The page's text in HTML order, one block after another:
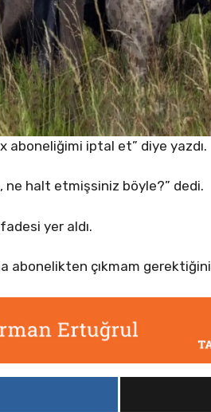
aboneliğimi iptal et” diye yazdı.
ne halt etmişsiniz böyle?” dedi.
yer aldı.
abonelikten çıkmam